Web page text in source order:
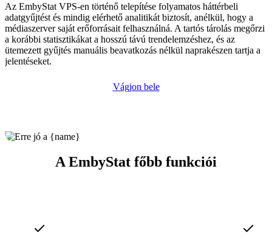
Az EmbyStat VPS-en történő telepítése folyamatos háttérbeli
adatgyűjtést és mindig elérhető analitikát biztosít, anélkül, hogy a
médiaszerver saját erőforrásait felhasználná. A tartós tárolás megőrzi
a korábbi statisztikákat a hosszú távú trendelemzéshez, és az
ütemezett gyűjtés manuális beavatkozás nélkül naprakészen tartja a
jelentéseket.
Vágjon bele
A EmbyStat főbb funkciói